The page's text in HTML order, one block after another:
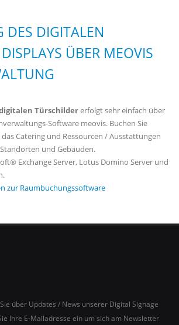
DES DIGITALEN
ÜBER MEOVIS
Türschildererfolgt sehr einfach über
Software meovis. Buchen Sie
Catering und Ressourcen / Ausstattungen
und Gebäuden.
Exchange Server, Lotus Domino Server und
zur Raumbuchungssoftware
über Updates / News unserer Digital Signage
Ihre E-Mailadresse ein um sich am Newsletter